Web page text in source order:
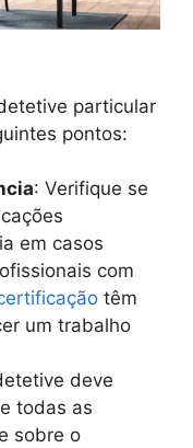
particular
pontos:
: Verifique se
em casos
com
têm
um trabalho
deve
todas as
sobre o